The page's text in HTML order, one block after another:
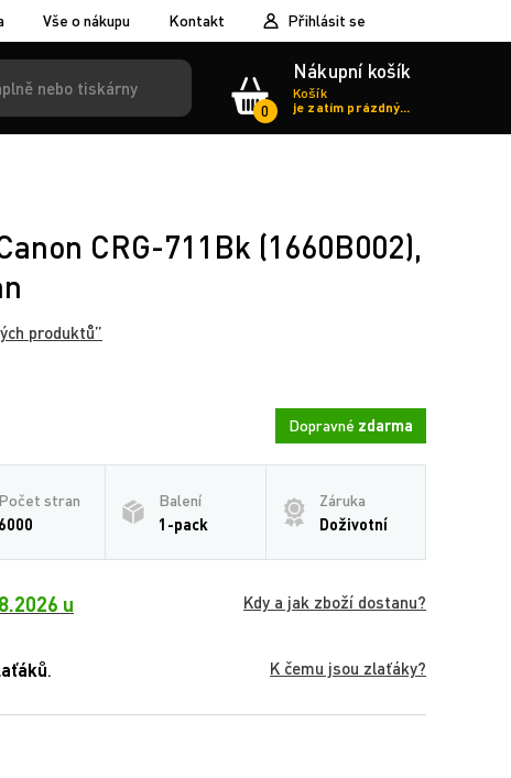
Vše o nákupu Kontakt Přihlásit se
0
Nákupní košík
Košík
je zatím prázdný...
CRG-711Bk (1660B002),
produktů”
Dopravné zdarma
Počet stran
6000
Balení
1-pack
Záruka
Doživotní
u
Kdy a jak zboží dostanu?
. K čemu jsou zlaťáky?